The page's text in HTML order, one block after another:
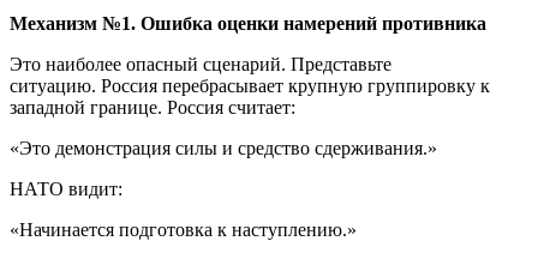
Механизм №1. Ошибка оценки намерений противника
Это наиболее опасный сценарий. Представьте
ситуацию. Россия перебрасывает крупную группировку к
западной границе. Россия считает:
«Это демонстрация силы и средство сдерживания.»
НАТО видит:
«Начинается подготовка к наступлению.»